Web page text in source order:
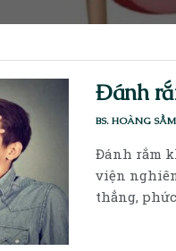
Đánh
BS. HOÀNG SẦM
Đánh rắm
viện
thẳng,